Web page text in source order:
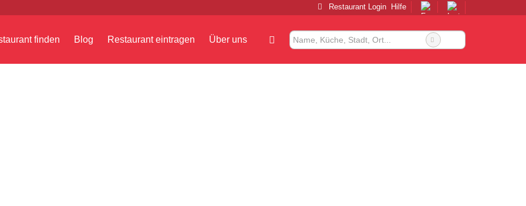
Restaurant Login Hilfe
finden Blog Restaurant eintragen Über uns